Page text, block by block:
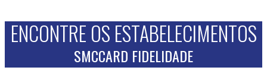
ENCONTRE OS ESTABELECIMENTOS
SMCCARD FIDELIDADE